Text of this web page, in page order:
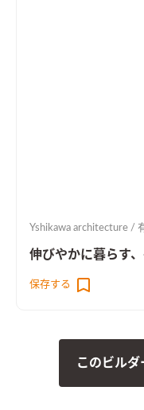
Yshikawa architecture /
伸びやかに暮らす
保存する
このビルダ